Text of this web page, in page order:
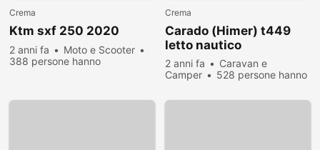
Crema
Ktm sxf 250 2020
2 anni fa
Moto e Scooter
388 persone hanno
Crema
Carado (Himer) t449
letto nautico
2 anni fa
Caravan e
Camper
528 persone hanno